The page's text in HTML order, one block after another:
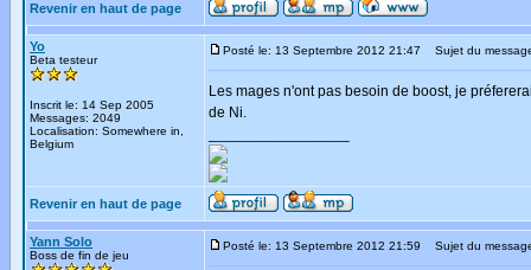
Revenir en haut de page
Yo
Beta testeur
Inscrit le: 14 Sep 2005
Messages: 2049
Localisation: Somewhere in,
Belgium
Posté le: 13 Septembre 2012 21:47 Sujet du
Les mages n'ont pas besoin de boost, je
de Ni.
Revenir en haut de page
Yann Solo
Boss de fin de jeu
Posté le: 13 Septembre 2012 21:59 Sujet du